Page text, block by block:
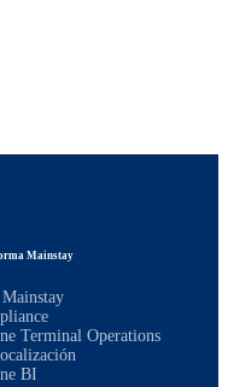
Mainstay
Terminal Operations
BI